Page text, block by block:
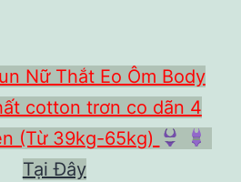
Nữ Thắt Eo Ôm Body
cotton trơn co dãn 4
(Từ 39kg-65kg)
Tại Đây